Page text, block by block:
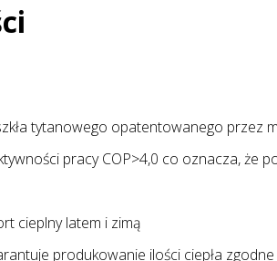
tytanowego opatentowanego przez
pracy COP>4,0 co oznacza, że
cieplny latem i zimą
produkowanie ilości ciepła